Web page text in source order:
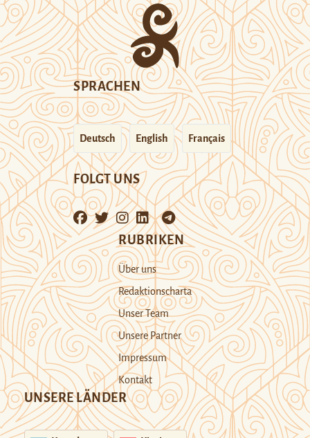
SPRACHEN
Deutsch English Français
FOLGT UNS
RUBRIKEN
Über uns
Redaktionscharta
Unser Team
Unsere Partner
Impressum
Kontakt
UNSERE LÄNDER